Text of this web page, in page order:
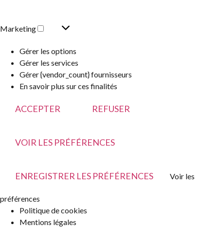
Marketing
Gérer les options
Gérer les services
Gérer {vendor_count} fournisseurs
En savoir plus sur ces finalités
ACCEPTER REFUSER
VOIR LES PRÉFÉRENCES
ENREGISTRER LES PRÉFÉRENCES Voir les
préférences
Politique de cookies
Mentions légales